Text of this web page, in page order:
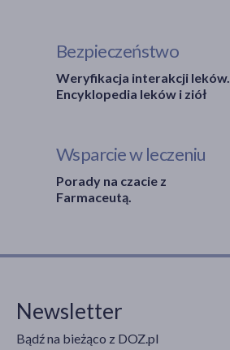
Bezpieczeństwo
Weryfikacja interakcji leków.
Encyklopedia leków i ziół
Wsparcie w leczeniu
Porady na czacie z
Farmaceutą.
Newsletter
Bądź na bieżąco z DOZ.pl